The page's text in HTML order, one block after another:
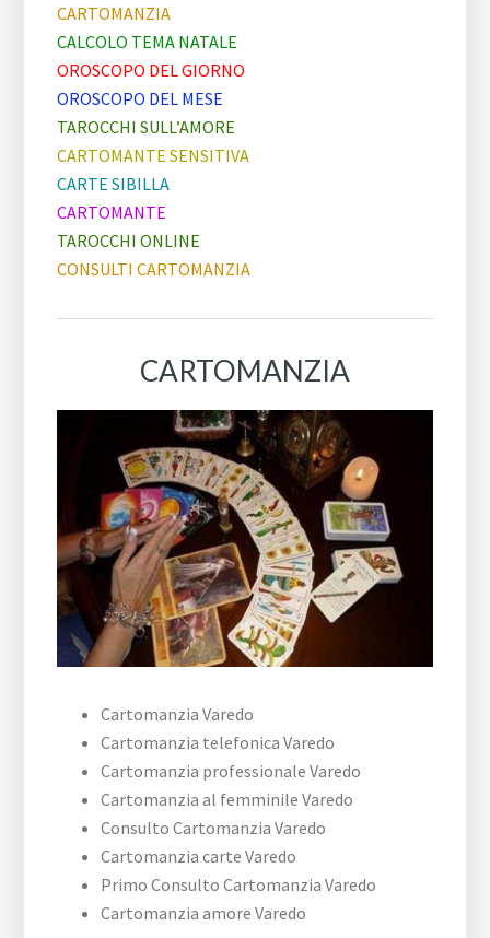
CARTOMANZIA
CALCOLO TEMA NATALE
OROSCOPO DEL GIORNO
OROSCOPO DEL MESE
TAROCCHI SULL’AMORE
CARTOMANTE SENSITIVA
CARTE SIBILLA
CARTOMANTE
TAROCCHI ONLINE
CONSULTI CARTOMANZIA
CARTOMANZIA
Cartomanzia Varedo
Cartomanzia telefonica Varedo
Cartomanzia professionale Varedo
Cartomanzia al femminile Varedo
Consulto Cartomanzia Varedo
Cartomanzia carte Varedo
Primo Consulto Cartomanzia Varedo
Cartomanzia amore Varedo